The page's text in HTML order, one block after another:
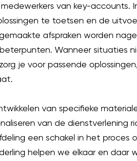
van key-accounts.
te toetsen en de
afspraken worden
Wanneer situaties
je voor passende
van specifieke
van de dienstverlening
een schakel in het proces
helpen we elkaar en daar